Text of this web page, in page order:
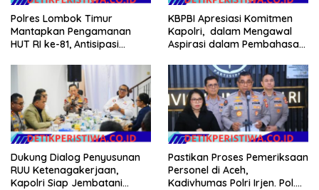
Polres Lombok Timur
Mantapkan Pengamanan
HUT RI ke-81, Antisipasi
Agenda Kapolri
KBPBI Apresiasi Komitmen
Kapolri, dalam Mengawal
Aspirasi dalam Pembahasan
Dukung Dialog Penyusunan
RUU Ketenagakerjaan,
Kapolri Siap Jembatani
Pastikan Proses Pemeriksaan
Personel di Aceh,
Kadivhumas Polri Irjen. Pol.